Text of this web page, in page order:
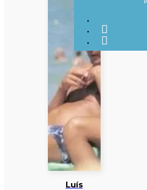
Luís